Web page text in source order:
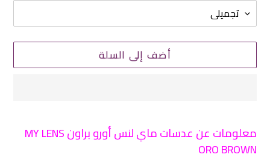
أضف إلى السلة
منتج
إلى
معلومات عن عدسات ماي لنس أورو براون MY LENS
ORO BROWN